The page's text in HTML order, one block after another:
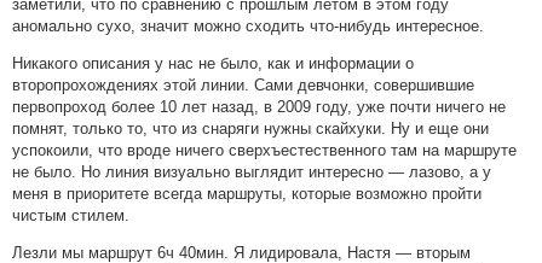
заметили, что по сравнению с прошлым летом в этом году
аномально сухо, значит можно сходить что-нибудь интересное.
Никакого описания у нас не было, как и информации о
второпрохождениях этой линии. Сами девчонки, совершившие
первопроход более 10 лет назад, в 2009 году, уже почти ничего не
помнят, только то, что из снаряги нужны скайхуки. Ну и еще они
успокоили, что вроде ничего сверхъестественного там на маршруте
не было. Но линия визуально выглядит интересно — лазово, а у
меня в приоритете всегда маршруты, которые возможно пройти
чистым стилем.
Лезли мы маршрут 6ч 40мин. Я лидировала, Настя — вторым